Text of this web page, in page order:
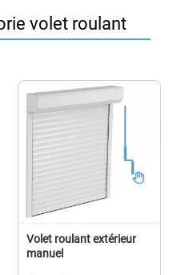
volet roulant
Volet roulant extérieur
manuel